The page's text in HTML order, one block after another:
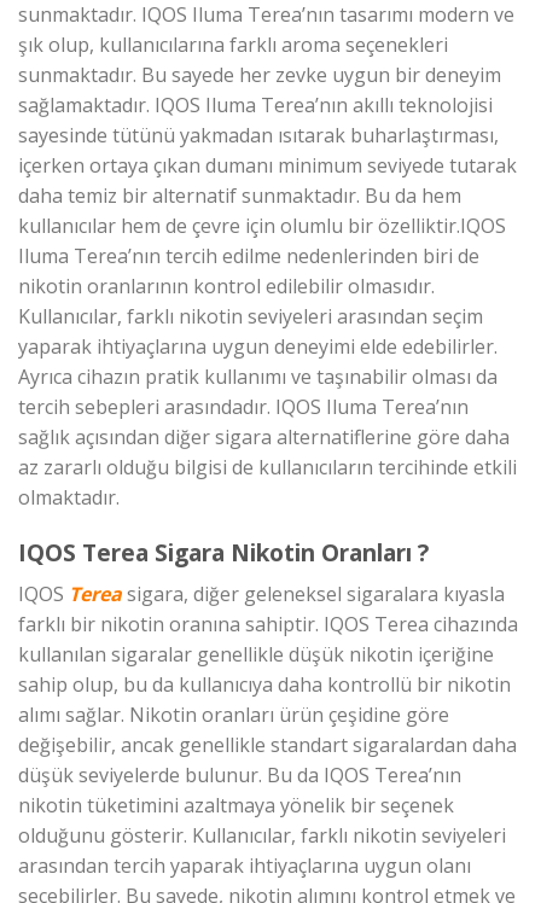
sunmaktadır. IQOS Iluma Terea’nın tasarımı modern ve
şık olup, kullanıcılarına farklı aroma seçenekleri
sunmaktadır. Bu sayede her zevke uygun bir deneyim
sağlamaktadır. IQOS Iluma Terea’nın akıllı teknolojisi
sayesinde tütünü yakmadan ısıtarak buharlaştırması,
içerken ortaya çıkan dumanı minimum seviyede tutarak
daha temiz bir alternatif sunmaktadır. Bu da hem
kullanıcılar hem de çevre için olumlu bir özelliktir.IQOS
Iluma Terea’nın tercih edilme nedenlerinden biri de
nikotin oranlarının kontrol edilebilir olmasıdır.
Kullanıcılar, farklı nikotin seviyeleri arasından seçim
yaparak ihtiyaçlarına uygun deneyimi elde edebilirler.
Ayrıca cihazın pratik kullanımı ve taşınabilir olması da
tercih sebepleri arasındadır. IQOS Iluma Terea’nın
sağlık açısından diğer sigara alternatiflerine göre daha
az zararlı olduğu bilgisi de kullanıcıların tercihinde etkili
olmaktadır.
IQOS Terea Sigara Nikotin Oranları ?
IQOS Tereasigara, diğer geleneksel sigaralara kıyasla
farklı bir nikotin oranına sahiptir. IQOS Terea cihazında
kullanılan sigaralar genellikle düşük nikotin içeriğine
sahip olup, bu da kullanıcıya daha kontrollü bir nikotin
alımı sağlar. Nikotin oranları ürün çeşidine göre
değişebilir, ancak genellikle standart sigaralardan daha
düşük seviyelerde bulunur. Bu da IQOS Terea’nın
nikotin tüketimini azaltmaya yönelik bir seçenek
olduğunu gösterir. Kullanıcılar, farklı nikotin seviyeleri
arasından tercih yaparak ihtiyaçlarına uygun olanı
seçebilirler. Bu sayede, nikotin alımını kontrol etmek ve